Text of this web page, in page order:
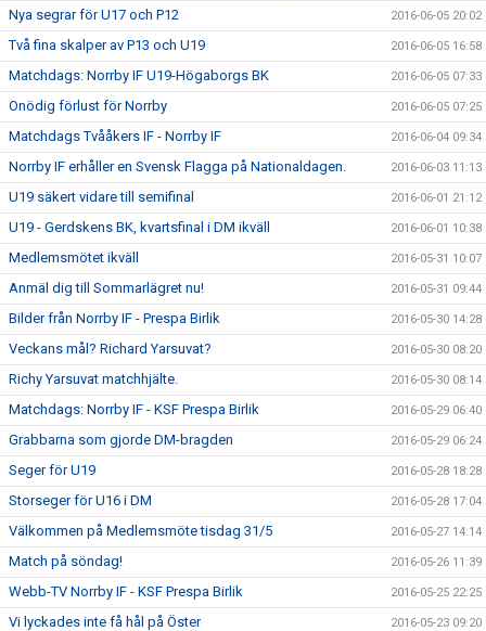
Nya segrar för U17 och P12 2016-06-05 20:02
Två fina skalper av P13 och U19 2016-06-05 16:58
Matchdags: Norrby IF U19-Högaborgs BK 2016-06-05 07:33
Onödig förlust för Norrby 2016-06-05 07:25
Matchdags Tvååkers IF - Norrby IF 2016-06-04 09:34
Norrby IF erhåller en Svensk Flagga på Nationaldagen. 2016-06-03 11:13
U19 säkert vidare till semifinal 2016-06-01 21:12
U19 - Gerdskens BK, kvartsfinal i DM ikväll 2016-06-01 10:38
Medlemsmötet ikväll 2016-05-31 10:07
Anmäl dig till Sommarlägret nu! 2016-05-31 09:44
Bilder från Norrby IF - Prespa Birlik 2016-05-30 14:28
Veckans mål? Richard Yarsuvat? 2016-05-30 08:20
Richy Yarsuvat matchhjälte. 2016-05-30 08:14
Matchdags: Norrby IF - KSF Prespa Birlik 2016-05-29 06:40
Grabbarna som gjorde DM-bragden 2016-05-29 06:24
Seger för U19 2016-05-28 18:28
Storseger för U16 i DM 2016-05-28 17:04
Välkommen på Medlemsmöte tisdag 31/5 2016-05-27 14:14
Match på söndag! 2016-05-26 11:39
Webb-TV Norrby IF - KSF Prespa Birlik 2016-05-25 22:25
Vi lyckades inte få hål på Öster 2016-05-23 09:20